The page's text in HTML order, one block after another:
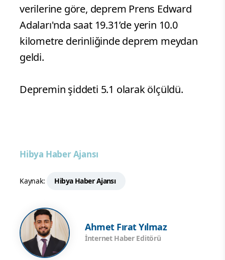
verilerine göre, deprem Prens Edward
Adaları'nda saat 19.31’de yerin 10.0
kilometre derinliğinde deprem meydan
geldi.
Depremin şiddeti 5.1 olarak ölçüldü.
Hibya Haber Ajansı
Kaynak: Hibya Haber Ajansı
Ahmet Fırat Yılmaz
İnternet Haber Editörü